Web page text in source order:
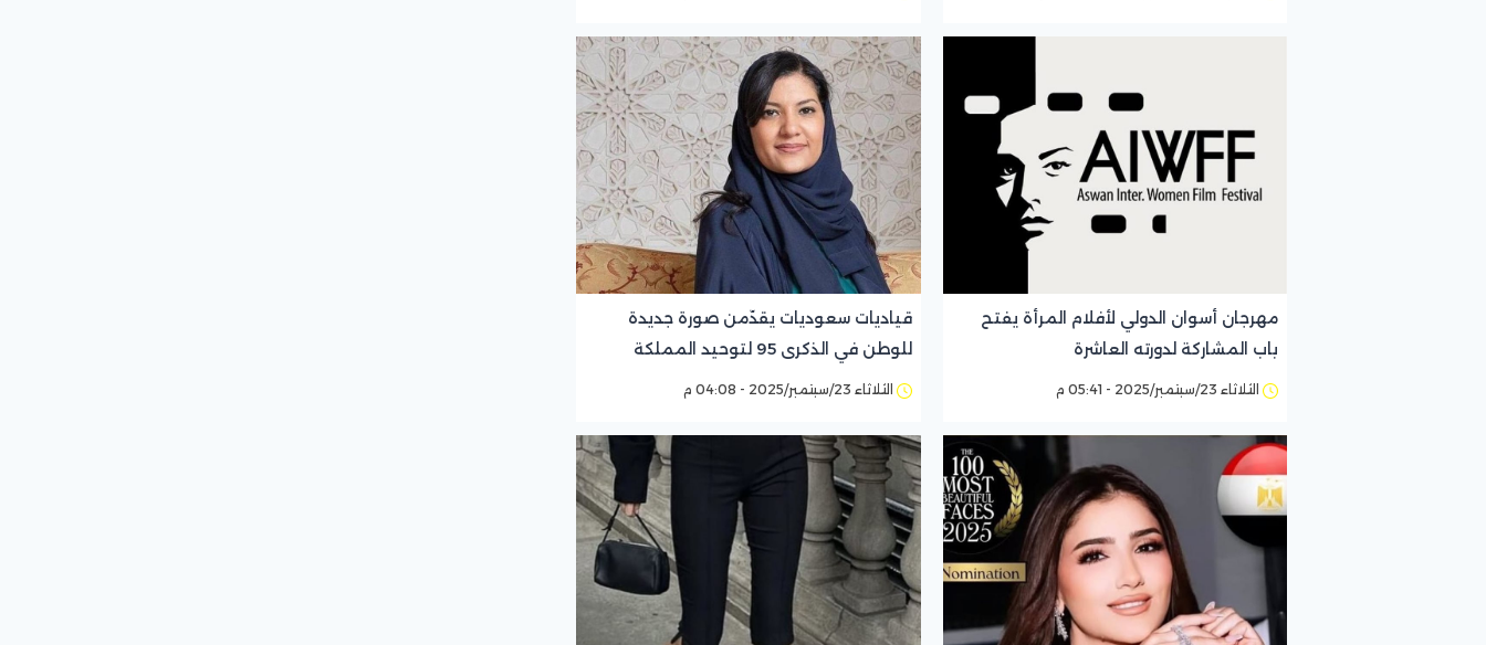
مهرجان أسوان الدولي لأفلام المرأة يفتح
باب المشاركة لدورته العاشرة
الثلاثاء 23/سبتمبر/2025 - 05:41 م
قياديات سعوديات يقدّمن صورة جديدة
للوطن في الذكرى 95 لتوحيد المملكة
الثلاثاء 23/سبتمبر/2025 - 04:08 م